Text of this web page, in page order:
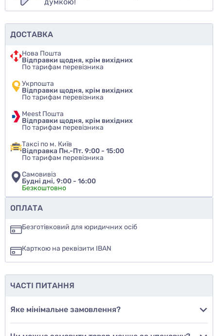
Чи рекомендуєте ви цей товар
так
ще не знаю
ДОСТАВКА
Нова Пошта
Відправки щодня, крім вихідних
По тарифам перевізника
Укрпошта
Відправки щодня, крім вихідних
По тарифам перевізника
Meest Пошта
Відправки щодня, крім вихідних
По тарифам перевізника
Таксі по м. Київ
Відправка Пн.-Пт. 9:00 - 15:00
По тарифам перевізника
Самовивіз
Будні дні, 9:00 - 16:00
Безкоштовно
ОПЛАТА
Безготівковий для юридичних осіб
Карткою на реквізити IBAN
ЧАСТІ ПИТАННЯ
Яке мінімальне замовлення?